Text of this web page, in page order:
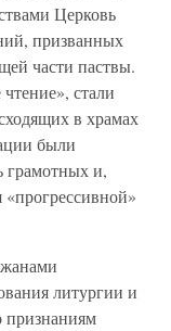
Церковь
призванных
части паствы.
стали
в храмах
были
грамотных и,
«прогрессивной»
литургии и
признаниям